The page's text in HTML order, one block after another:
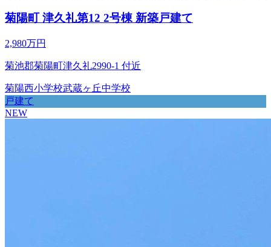
菊陽町 津久礼第12 2号棟 新築戸建て
2,980万円
菊池郡菊陽町津久礼2990-1 付近
菊陽西小学校武蔵ヶ丘中学校
戸建て
NEW